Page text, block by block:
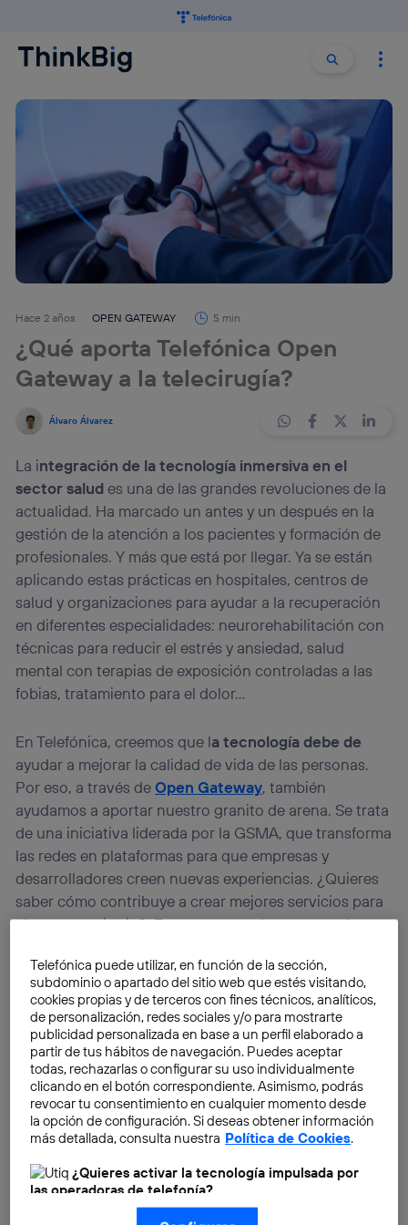
Buscar
Hace 2 años OPEN GATEWAY 5 min
¿Qué aporta Telefónica Open
Gateway a la telecirugía?
Álvaro Álvarez
La integración de la tecnología inmersiva en el
sector saludes una de las grandes revoluciones de la
actualidad. Ha marcado un antes y un después en la
gestión de la atención a los pacientes y formación de
profesionales. Y más que está por llegar. Ya se están
aplicando estas prácticas en hospitales, centros de
salud y organizaciones para ayudar a la recuperación
en diferentes especialidades: neurorehabilitación con
técnicas para reducir el estrés y ansiedad, salud
mental con terapias de exposición controladas a las
fobias, tratamiento para el dolor…
En Telefónica, creemos que la tecnología debe de
ayudar a mejorar la calidad de vida de las personas.
Por eso, a través deOpen Gateway, también
ayudamos a aportar nuestro granito de arena. Se trata
de una iniciativa liderada por la GSMA, que transforma
las redes en plataformas para que empresas y
desarrolladores creen nuevas experiencias. ¿Quieres
saber cómo contribuye a crear mejores servicios para
el sector sanitario? ¡En este post te lo contamos!
Telefónica puede utilizar, en función de la sección,
subdominio o apartado del sitio web que estés visitando,
cookies propias y de terceros con fines técnicos, analíticos,
de personalización, redes sociales y/o para mostrarte
publicidad personalizada en base a un perfil elaborado a
partir de tus hábitos de navegación. Puedes aceptar
todas, rechazarlas o configurar su uso individualmente
clicando en el botón correspondiente. Asimismo, podrás
revocar tu consentimiento en cualquier momento desde
la opción de configuración. Si deseas obtener información
más detallada, consulta nuestra Política de Cookies.
¿Quieres activar la tecnología impulsada por
las operadoras de telefonía?
Nosotros, Telefónica S.A., utilizamos la tecnología Utiq para